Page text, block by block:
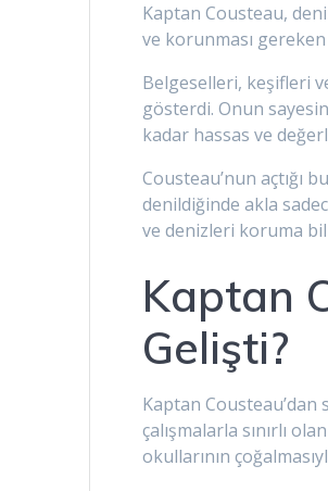
Kaptan Cousteau,
ve korunması
Belgeselleri, keşifleri
gösterdi. Onun
kadar hassas ve
Cousteau’nun açtığı
denildiğinde akla
ve denizleri koruma
Kaptan
Gelişti?
Kaptan Cousteau’dan
çalışmalarla sınırlı
okullarının